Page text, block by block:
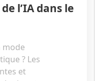
l’IA dans le
mode
? Les
et